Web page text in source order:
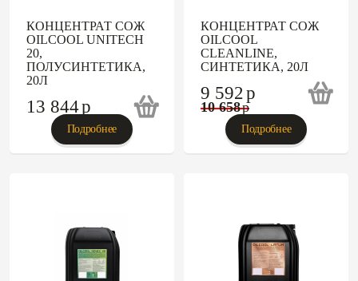
КОНЦЕНТРАТ СОЖ
OILCOOL UNITECH
20,
ПОЛУСИНТЕТИКА,
20Л
13 844p
Подробнее
КОНЦЕНТРАТ СОЖ
OILCOOL
CLEANLINE,
СИНТЕТИКА, 20Л
9 592p
10 658p
Подробнее